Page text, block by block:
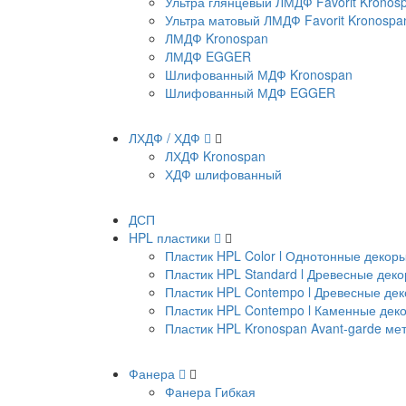
Ультра матовый ЛМДФ Favorit
ЛМДФ Kronospan
ЛМДФ EGGER
Шлифованный МДФ Kronospan
Шлифованный МДФ EGGER
ЛХДФ / ХДФ
ЛХДФ Kronospan
ХДФ шлифованный
ДСП
HPL пластики
Пластик HPL Color l Однотонные декоры
Пластик HPL Standard l Древесные
Пластик HPL Contempo l Древесные
Пластик HPL Contempo l Каменные
Пластик HPL Kronospan Avant-garde
Фанера
Фанера Гибкая